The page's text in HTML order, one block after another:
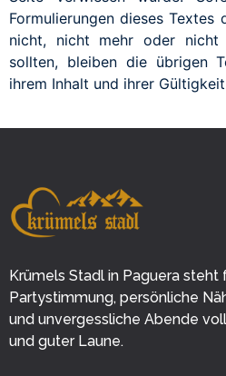
Formulierungen dieses Textes
nicht, nicht mehr oder nicht
sollten, bleiben die übrigen
ihrem Inhalt und ihrer
Krümels Stadl in Paguera
Partystimmung, persönliche
und unvergessliche Abende
und guter Laune.